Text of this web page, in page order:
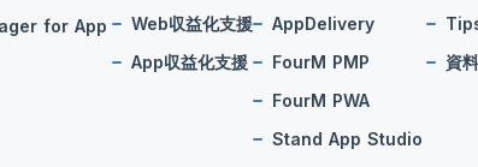
for App
Web収益化支援
App収益化支援
AppDelivery
FourM PMP
FourM PWA
Stand App Studio
資